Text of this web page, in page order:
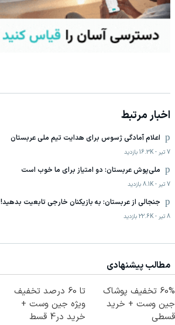
اخبار مرتبط
اعلام آمادگی ژسوس برای هدایت تیم ملی عربستان
7 تیر -
16.3K بازدید
ملی‌پوش عربستان: دو امتیاز برای ما خوب است
7 تیر -
8.1K بازدید
جنجالی از عربستان: به بازیکنان خارجی تابعیت بدهید!
8 تیر -
22.6K بازدید
مطالب پیشنهادی
60% تخفیف پوشاک
جین وست + خرید
قسطی
تا 60 درصد تخفیف
ویژه جین وست +
خرید در4 قسط